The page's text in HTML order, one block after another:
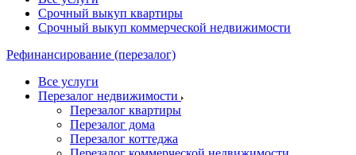
Срочный выкуп квартиры
Срочный выкуп коммерческой недвижимости
Рефинансирование (перезалог)
Все услуги
Перезалог недвижимости
Перезалог квартиры
Перезалог дома
Перезалог коттеджа